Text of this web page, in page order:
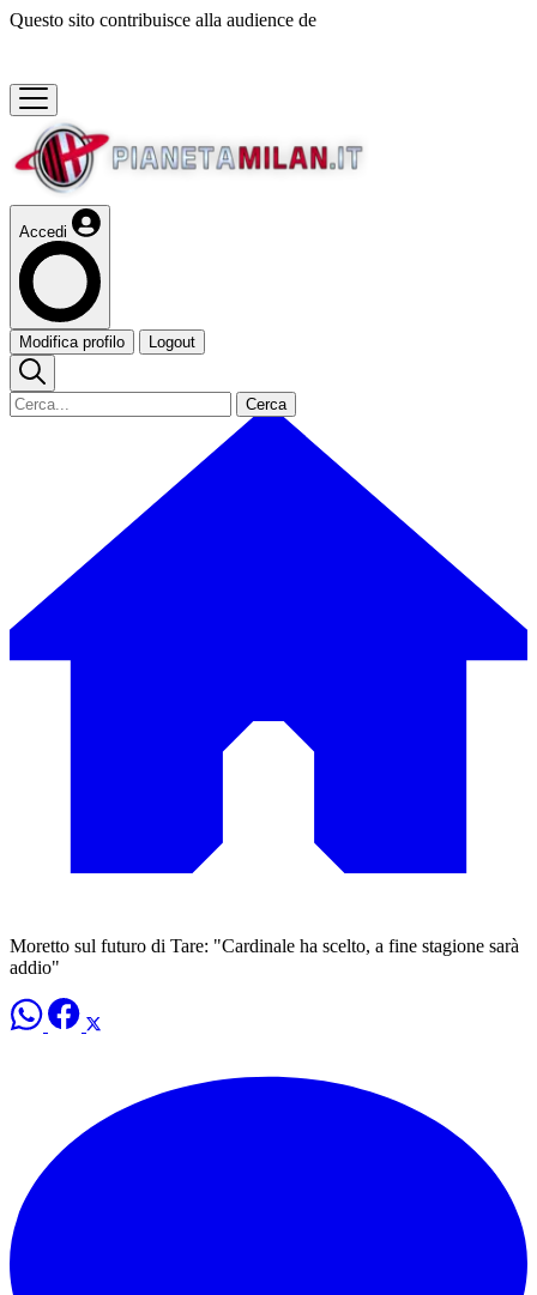
Questo sito contribuisce alla audience de
Accedi
Modifica profilo Logout
Cerca
Moretto sul futuro di Tare: "Cardinale ha scelto, a fine stagione sarà
addio"